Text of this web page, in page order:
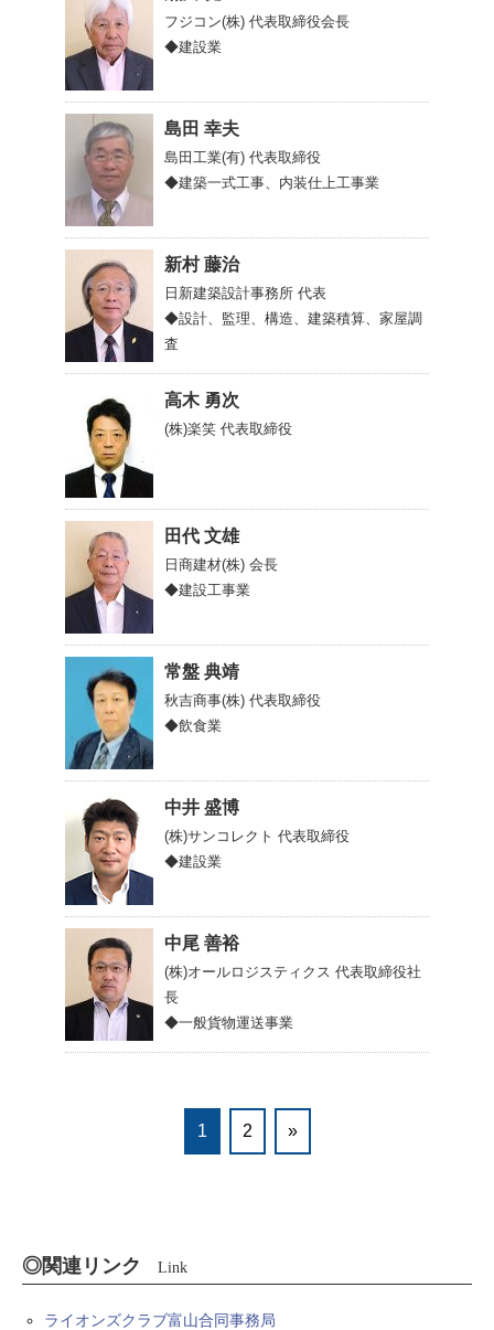
フジコン(株) 代表取締役会長
◆建設業
島田 幸夫
島田工業(有) 代表取締役
◆建築一式工事、内装仕上工事業
新村 藤治
日新建築設計事務所 代表
◆設計、監理、構造、建築積算、家屋調
査
高木 勇次
(株)楽笑 代表取締役
田代 文雄
日商建材(株) 会長
◆建設工事業
常盤 典靖
秋吉商事(株) 代表取締役
◆飲食業
中井 盛博
(株)サンコレクト 代表取締役
◆建設業
中尾 善裕
(株)オールロジスティクス 代表取締役社
長
◆一般貨物運送事業
1 2 »
◎関連リンク Link
ライオンズクラブ富山合同事務局